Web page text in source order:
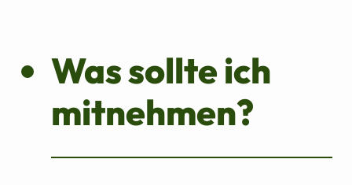
Was sollte ich
mitnehmen?